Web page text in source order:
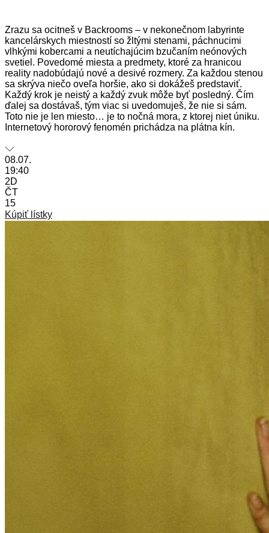
Zrazu sa ocitneš v Backrooms – v nekonečnom labyrinte
kancelárskych miestností so žltými stenami, páchnucimi
vlhkými kobercami a neutíchajúcim bzučaním neónových
svetiel. Povedomé miesta a predmety, ktoré za hranicou
reality nadobúdajú nové a desivé rozmery. Za každou stenou
sa skrýva niečo oveľa horšie, ako si dokážeš predstaviť.
Každý krok je neistý a každý zvuk môže byť posledný. Čím
ďalej sa dostávaš, tým viac si uvedomuješ, že nie si sám.
Toto nie je len miesto… je to nočná mora, z ktorej niet úniku.
Internetový hororový fenomén prichádza na plátna kín.
08.07.
19:40
2D
ČT
15
Kúpiť lístky